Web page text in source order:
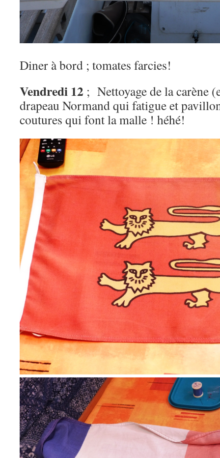
Diner à bord ; tomates farcies!
Vendredi 12 ; Nettoyage de la carène
drapeau Normand qui fatigue et
coutures qui font la malle ! héhé!